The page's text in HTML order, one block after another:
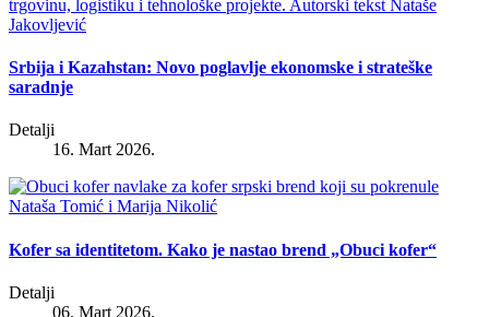
Srbija i Kazahstan: Novo poglavlje ekonomske i strateške
saradnje
Detalji
16. Mart 2026.
Kofer sa identitetom. Kako je nastao brend „Obuci kofer“
Detalji
06. Mart 2026.